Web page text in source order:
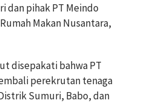
dan pihak PT Meindo
Makan Nusantara,
disepakati bahwa PT
perekrutan tenaga
Sumuri, Babo, dan